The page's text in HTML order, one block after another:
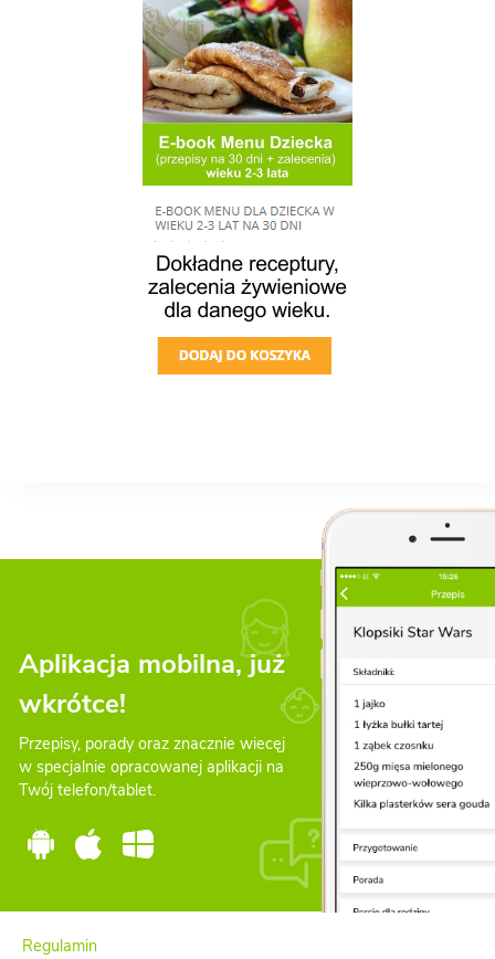
Aplikacja mobilna, już
wkrótce!
Przepisy, porady oraz znacznie wiecęj
w specjalnie opracowanej aplikacji na
Twój telefon/tablet.
Regulamin